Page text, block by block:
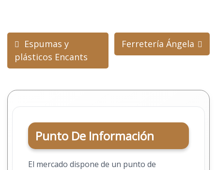
Navegación
de
Espumas y
plásticos Encants
Ferretería Ángela
Punto De Información
El mercado dispone de un punto de